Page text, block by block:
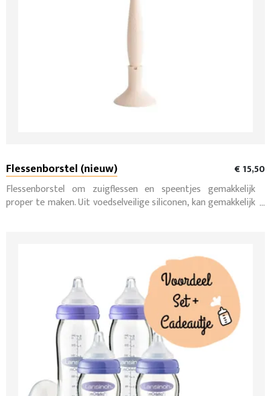
Flessenborstel (nieuw)
€ 15,50
Flessenborstel om zuigflessen en speentjes gemakkelijk
proper te maken. Uit voedselveilige siliconen, kan gemakkelijk